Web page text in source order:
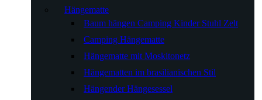
Hängematte
Baum hängen Camping Kinder Stuhl Zelt
Camping Hängematte
Hängematte mit Moskitonetz
Hängematten im brasilianischen Stil
Hängender Hängesessel